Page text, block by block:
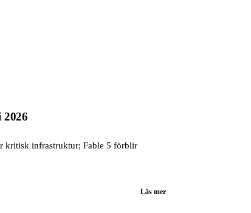
kritisk infrastruktur; Fable 5 förblir
Läs mer